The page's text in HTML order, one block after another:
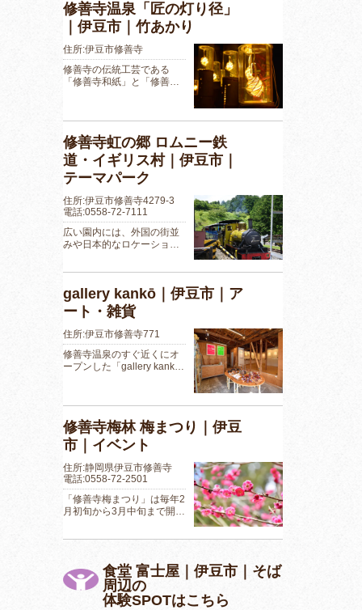
修善寺温泉「匠の灯り径」
｜伊豆市｜竹あかり
住所:伊豆市修善寺
修善寺の伝統工芸である
「修善寺和紙」と「修善…
修善寺虹の郷 ロムニー鉄
道・イギリス村｜伊豆市｜
テーマパーク
住所:伊豆市修善寺4279-3
電話:0558-72-7111
広い園内には、外国の街並
みや日本的なロケーショ…
gallery kankō｜伊豆市｜ア
ート・雑貨
住所:伊豆市修善寺771
修善寺温泉のすぐ近くにオ
ープンした「gallery kank…
修善寺梅林 梅まつり｜伊豆
市｜イベント
住所:静岡県伊豆市修善寺
電話:0558-72-2501
「修善寺梅まつり」は毎年2
月初旬から3月中旬まで開…
食堂 富士屋｜伊豆市｜そば
周辺の
体験SPOTはこちら